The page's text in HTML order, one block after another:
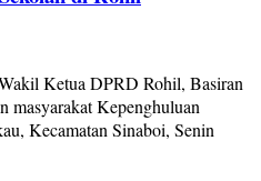
Ketua DPRD Rohil, Basiran
masyarakat Kepenghuluan
Kecamatan Sinaboi, Senin